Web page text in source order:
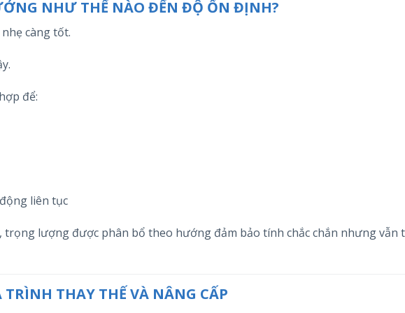
NHƯ THẾ NÀO ĐẾN ĐỘ ỔN ĐỊNH?
càng tốt.
để:
liên tục
trọng lượng được phân bổ theo hướng đảm bảo tính chắc chắn nhưng vẫn
THAY THẾ VÀ NÂNG CẤP